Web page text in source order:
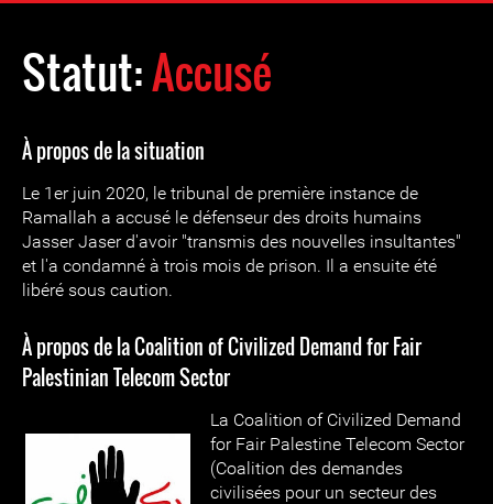
Statut:Accusé
À propos de la situation
Le 1er juin 2020, le tribunal de première instance de
Ramallah a accusé le défenseur des droits humains
Jasser Jaser d'avoir "transmis des nouvelles insultantes"
et l'a condamné à trois mois de prison. Il a ensuite été
libéré sous caution.
À propos de la Coalition of Civilized Demand for Fair
Palestinian Telecom Sector
La Coalition of Civilized Demand
for Fair Palestine Telecom Sector
(Coalition des demandes
civilisées pour un secteur des